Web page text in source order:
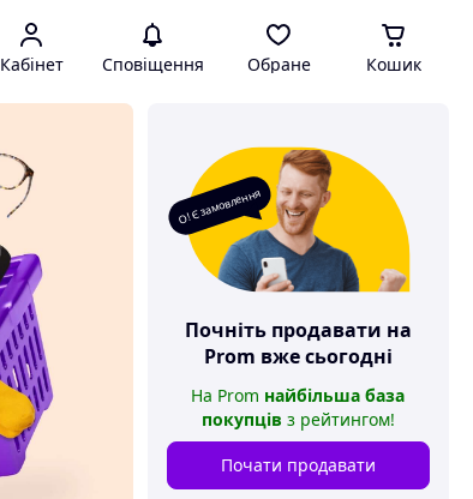
Кабінет Сповіщення Обране Кошик
О! Є замовлення
Почніть продавати на
Prom вже сьогодні
На Prom найбільша база
покупців з рейтингом!
Почати продавати